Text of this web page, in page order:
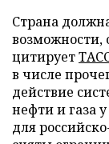
Страна
возможности,
цитирует
в числе
действие
нефти и газа
для